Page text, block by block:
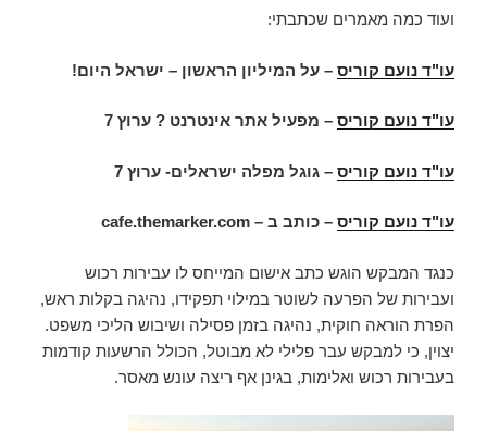
ועוד כמה מאמרים שכתבתי:
עו"ד נועם קוריס – על המיליון הראשון – ישראל היום!
עו"ד נועם קוריס – מפעיל אתר אינטרנט ? ערוץ 7
עו"ד נועם קוריס – גוגל מפלה ישראלים- ערוץ 7
עו"ד נועם קוריס – כותב ב – cafe.themarker.com
כנגד המבקש הוגש כתב אישום המייחס לו עבירות רכוש
ועבירות של הפרעה לשוטר במילוי תפקידו, נהיגה בקלות ראש,
הפרת הוראה חוקית, נהיגה בזמן פסילה ושיבוש הליכי משפט.
יצוין, כי למבקש עבר פלילי לא מבוטל, הכולל הרשעות קודמות
בעבירות רכוש ואלימות, בגינן אף ריצה עונש מאסר.